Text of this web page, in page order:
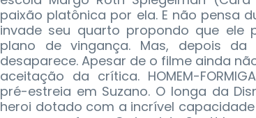
paixão platônica por ela. E não pensa
invade seu quarto propondo que ele
plano de vingança. Mas, depois
desaparece. Apesar de o filme ainda
aceitação da crítica. HOMEM-
pré-estreia em Suzano. O longa da
heroi dotado com a incrível